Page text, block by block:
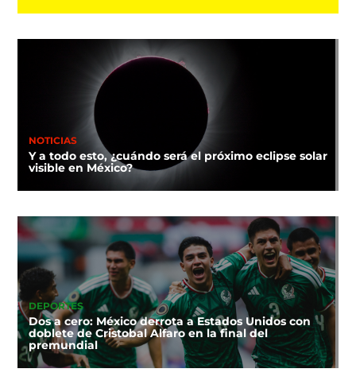
NOTICIAS
Y a todo esto, ¿cuándo será el próximo eclipse solar
visible en México?
DEPORTES
Dos a cero: México derrota a Estados Unidos con
doblete de Cristobal Alfaro en la final del
premundial